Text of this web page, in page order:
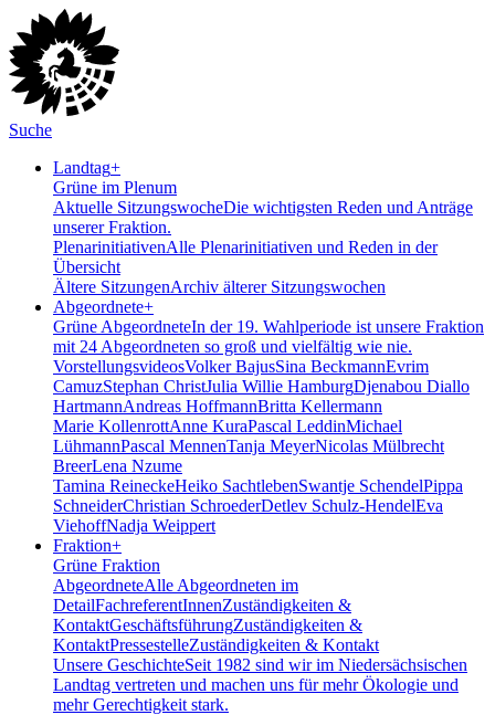
Suche
Landtag+
Grüne im Plenum
Aktuelle SitzungswocheDie wichtigsten Reden und Anträge
unserer Fraktion.
PlenarinitiativenAlle Plenarinitiativen und Reden in der
Übersicht
Ältere SitzungenArchiv älterer Sitzungswochen
Abgeordnete+
Grüne AbgeordneteIn der 19. Wahlperiode ist unsere Fraktion
mit 24 Abgeordneten so groß und vielfältig wie nie.
VorstellungsvideosVolker BajusSina BeckmannEvrim
CamuzStephan ChristJulia Willie HamburgDjenabou Diallo
HartmannAndreas HoffmannBritta Kellermann
Marie KollenrottAnne KuraPascal LeddinMichael
LühmannPascal MennenTanja MeyerNicolas Mülbrecht
BreerLena Nzume
Tamina ReineckeHeiko SachtlebenSwantje SchendelPippa
SchneiderChristian SchroederDetlev Schulz-HendelEva
ViehoffNadja Weippert
Fraktion+
Grüne Fraktion
AbgeordneteAlle Abgeordneten im
DetailFachreferentInnenZuständigkeiten &
KontaktGeschäftsführungZuständigkeiten &
KontaktPressestelleZuständigkeiten & Kontakt
Unsere GeschichteSeit 1982 sind wir im Nieder­sächsischen
Landtag vertreten und machen uns für mehr Ökologie und
mehr Gerechtigkeit stark.